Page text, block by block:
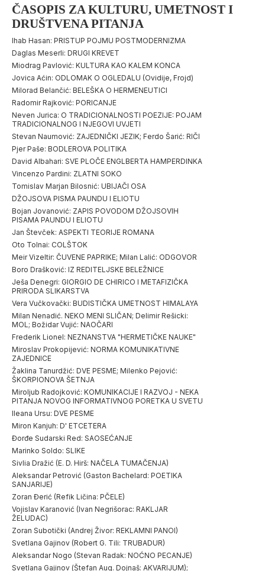
ČASOPIS ZA KULTURU, UMETNOST I
DRUŠTVENA PITANJA
Ihab Hasan: PRISTUP POJMU POSTMODERNIZMA
Daglas Meserli: DRUGI KREVET
Miodrag Pavlović: KULTURA KAO KALEM KONCA
Jovica Aćin: ODLOMAK O OGLEDALU (Ovidije, Frojd)
Milorad Belančić: BELEŠKA O HERMENEUTICI
Radomir Rajković: PORICANJE
Neven Jurica: O TRADICIONALNOSTI POEZIJE: POJAM
TRADICIONALNOG I NJEGOVI UVJETI
Stevan Naumović: ZAJEDNIČKI JEZIK; Ferdo Šarić: RIČI
Pjer Paše: BODLEROVA POLITIKA
David Albahari: SVE PLOČE ENGLBERTA HAMPERDINKA
Vincenzo Pardini: ZLATNI SOKO
Tomislav Marjan Bilosnić: UBIJAČI OSA
DŽOJSOVA PISMA PAUNDU I ELIOTU
Bojan Jovanović: ZAPIS POVODOM DŽOJSOVIH
PISAMA PAUNDU I ELIOTU
Jan Števček: ASPEKTI TEORIJE ROMANA
Oto Tolnai: COLŠTOK
Meir Vizeltir: ČUVENE PAPRIKE; Milan Lalić: ODGOVOR
Boro Drašković: IZ REDITELJSKE BELEŽNICE
Ješa Denegri: GIORGIO DE CHIRICO I METAFIZIČKA
PRIRODA SLIKARSTVA
Vera Vučkovački: BUDISTIČKA UMETNOST HIMALAYA
Milan Nenadić. NEKO MENI SLIČAN; Delimir Rešicki:
MOL; Božidar Vujić: NAOČARI
Frederik Lionel: NEZNANSTVA "HERMETIČKE NAUKE"
Miroslav Prokopijević: NORMA KOMUNIKATIVNE
ZAJEDNICE
Žaklina Tanurdžić: DVE PESME; Milenko Pejović:
ŠKORPIONOVA ŠETNJA
Miroljub Radojković: KOMUNIKACIJE I RAZVOJ - NEKA
PITANJA NOVOG INFORMATIVNOG PORETKA U SVETU
Ileana Ursu: DVE PESME
Miron Kanjuh: D' ETCETERA
Đorđe Sudarski Red: SAOSEĆANJE
Marinko Soldo: SLIKE
Sivlia Dražić (E. D. Hirš: NAČELA TUMAČENJA)
Aleksandar Petrović (Gaston Bachelard: POETIKA
SANJARIJE)
Zoran Đerić (Refik Ličina: PČELE)
Vojislav Karanović (Ivan Negrišorac: RAKLJAR
ŽELUDAC)
Zoran Subotički (Andrej Živor: REKLAMNI PANOI)
Svetlana Gajinov (Robert G. Tili: TRUBADUR)
Aleksandar Nogo (Stevan Radak: NOĆNO PECANJE)
Svetlana Gajinov (Štefan Aug. Dojnaš: AKVARIJUM);